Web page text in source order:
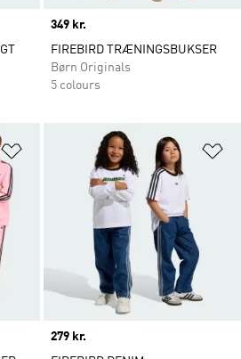
Price
349 kr.
FIREBIRD TRÆNINGSBUKSER
Børn Originals
5 colours
Føj til ønskeliste
Price
279 kr.